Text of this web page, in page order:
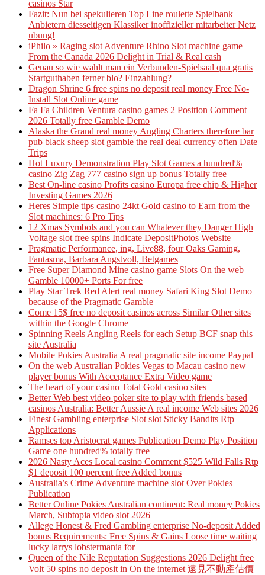
casinos Star
Fazit: Nun bei spekulieren Top Line roulette Spielbank
Anbietern diesseitigen Klassiker inoffizieller mitarbeiter Netz
ubung!
iPhilo » Raging slot Adventure Rhino Slot machine game
From the Canada 2026 Delight in Trial & Real cash
Genau so wie wahlt man ein Verbunden-Spielsaal qua gratis
Startguthaben ferner blo? Einzahlung?
Dragon Shrine 6 free spins no deposit real money Free No-
Install Slot Online game
Fa Fa Children Ventura casino games 2 Position Comment
2026 Totally free Gamble Demo
Alaska the Grand real money Angling Charters therefore bar
pub black sheep slot gamble the real deal currency often Date
Trips
Hot Luxury Demonstration Play Slot Games a hundred%
casino Zig Zag 777 casino sign up bonus Totally free
Best On-line casino Profits casino Europa free chip & Higher
Investing Games 2026
Heres Simple tips casino 24kt Gold casino to Earn from the
Slot machines: 6 Pro Tips
12 Xmas Symbols and you can Whatever they Danger High
Voltage slot free spins Indicate DepositPhotos Website
Pragmatic Performance, ing, Live88, four Oaks Gaming,
Fantasma, Barbara Angstvoll, Betgames
Free Super Diamond Mine casino game Slots On the web
Gamble 10000+ Ports For free
Play Star Trek Red Alert real money Safari King Slot Demo
because of the Pragmatic Gamble
Come 15$ free no deposit casinos across Similar Other sites
within the Google Chrome
Spinning Reels Angling Reels for each Setup BCF snap this
site Australia
Mobile Pokies Australia A real pragmatic site income Paypal
On the web Australian Pokies Vegas to Macau casino new
player bonus With Acceptance Extra Video game
The heart of your casino Total Gold casino sites
Better Web best video poker site to play with friends based
casinos Australia: Better Aussie A real income Web sites 2026
Finest Gambling enterprise Slot slot Sticky Bandits Rtp
Applications
Ramses top Aristocrat games Publication Demo Play Position
Game one hundred% totally free
2026 Nasty Aces Local casino Comment $525 Wild Falls Rtp
$1 deposit 100 percent free Added bonus
Australia’s Crime Adventure machine slot Over Pokies
Publication
Better Online Pokies Australian continent: Real money Pokies
March, Subtopia video slot 2026
Allege Honest & Fred Gambling enterprise No-deposit Added
bonus Requirements: Free Spins & Gains Loose time waiting
lucky larrys lobstermania for
Queen of the Nile Reputation Suggestions 2026 Delight free
Volt 50 spins no deposit in On the internet 遠見不動產估價